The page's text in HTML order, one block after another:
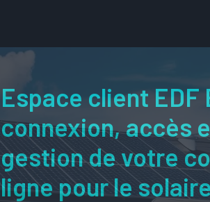
Espace client EDF
connexion, accès
gestion de votre
ligne pour le solaire